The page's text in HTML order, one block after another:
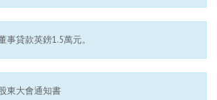
事貸款英鎊1.5萬元。
東大會通知書